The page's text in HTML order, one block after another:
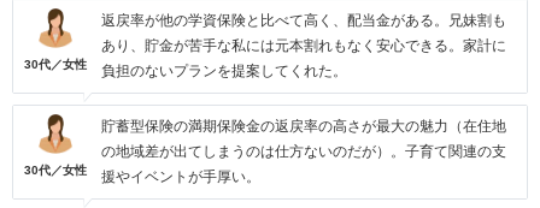
30代／女性
返戻率が他の学資保険と比べて高く、配当金がある。兄妹割も
あり、貯金が苦手な私には元本割れもなく安心できる。家計に
負担のないプランを提案してくれた。
30代／女性
貯蓄型保険の満期保険金の返戻率の高さが最大の魅力（在住地
の地域差が出てしまうのは仕方ないのだが）。子育て関連の支
援やイベントが手厚い。